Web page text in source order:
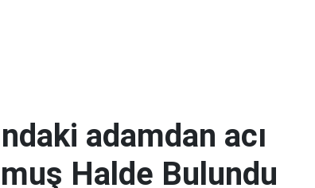
adamdan acı
Halde Bulundu